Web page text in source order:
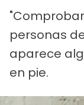
personas
aparece
en pie.